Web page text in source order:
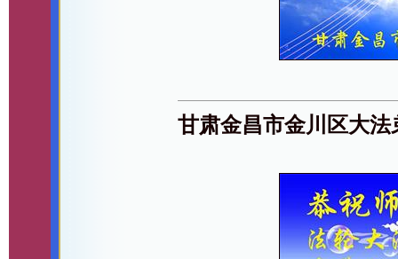
甘肃金昌市金川区大